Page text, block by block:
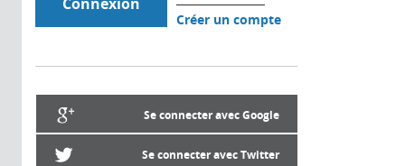
Créer un compte
Se connecter avec Google
Se connecter avec Twitter